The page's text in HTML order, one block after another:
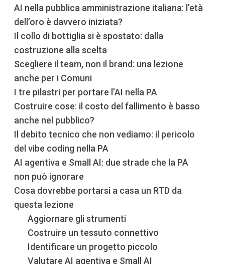
AI nella pubblica amministrazione italiana: l’età
dell’oro è davvero iniziata?
Il collo di bottiglia si è spostato: dalla
costruzione alla scelta
Scegliere il team, non il brand: una lezione
anche per i Comuni
I tre pilastri per portare l’AI nella PA
Costruire cose: il costo del fallimento è basso
anche nel pubblico?
Il debito tecnico che non vediamo: il pericolo
del vibe coding nella PA
AI agentiva e Small AI: due strade che la PA
non può ignorare
Cosa dovrebbe portarsi a casa un RTD da
questa lezione
Aggiornare gli strumenti
Costruire un tessuto connettivo
Identificare un progetto piccolo
Valutare AI agentiva e Small AI